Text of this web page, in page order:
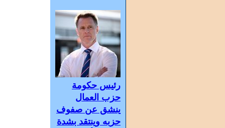
رئيس حكومة
حزب العمال
ينشق عن صفوف
حزبه وينتقد بشدة